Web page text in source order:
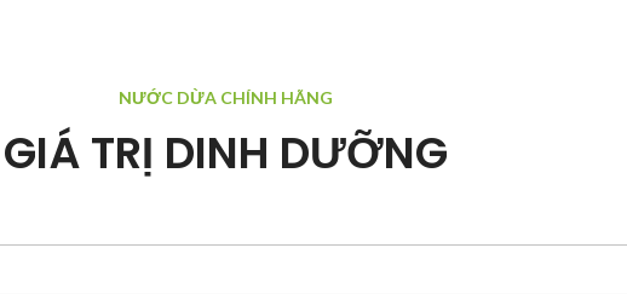
NƯỚC DỪA CHÍNH HÃNG
GIÁ TRỊ DINH DƯỠNG